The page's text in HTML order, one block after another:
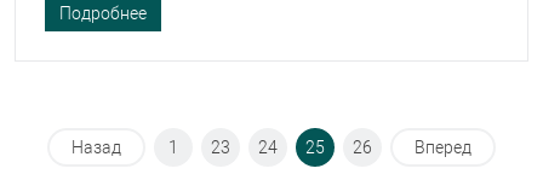
Подробнее
Назад 1 23 24 25 26 Вперед